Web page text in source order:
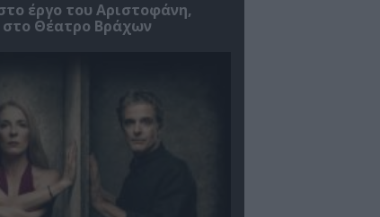
έργο του Αριστοφάνη,
Θέατρο Βράχων